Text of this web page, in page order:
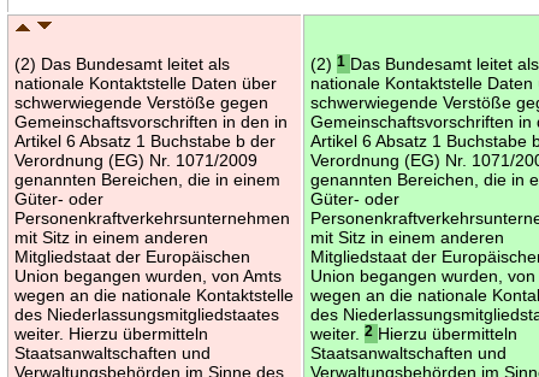
(2) Das Bundesamt leitet als
nationale Kontaktstelle Daten über
schwerwiegende Verstöße gegen
Gemeinschaftsvorschriften in den in
Artikel 6 Absatz 1 Buchstabe b der
Verordnung (EG) Nr. 1071/2009
genannten Bereichen, die in einem
Güter- oder
Personenkraftverkehrsunternehmen
mit Sitz in einem anderen
Mitgliedstaat der Europäischen
Union begangen wurden, von Amts
wegen an die nationale Kontaktstelle
des Niederlassungsmitgliedstaates
weiter. Hierzu übermitteln
Staatsanwaltschaften und
Verwaltungsbehörden im Sinne des
(2)1 Das Bundesamt leitet als
nationale Kontaktstelle Daten
schwerwiegende Verstöße
Gemeinschaftsvorschriften in
Artikel 6 Absatz 1 Buchstabe
Verordnung (EG) Nr. 1071/
genannten Bereichen, die in
Güter- oder
mit Sitz in einem anderen
Mitgliedstaat der
Union begangen wurden, von
wegen an die nationale
des
weiter.2 Hierzu übermitteln
Staatsanwaltschaften und
Verwaltungsbehörden im